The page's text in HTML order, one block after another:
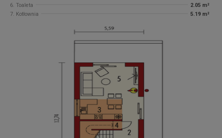
6. Toaleta
2.05 m²
7. Kotłownia
5.19 m²